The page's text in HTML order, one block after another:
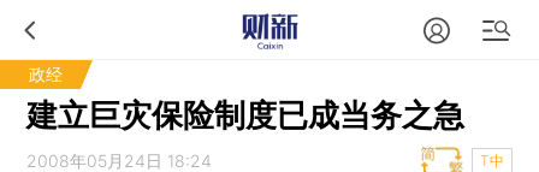
政经
建立巨灾保险制度已成当务之急
2008年05月24日 18:24 T中